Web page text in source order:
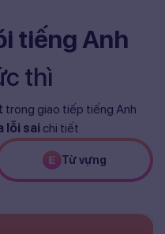
tiếng Anh
thì
trong giao tiếp tiếng Anh
lỗi sai chi tiết
Từ vựng